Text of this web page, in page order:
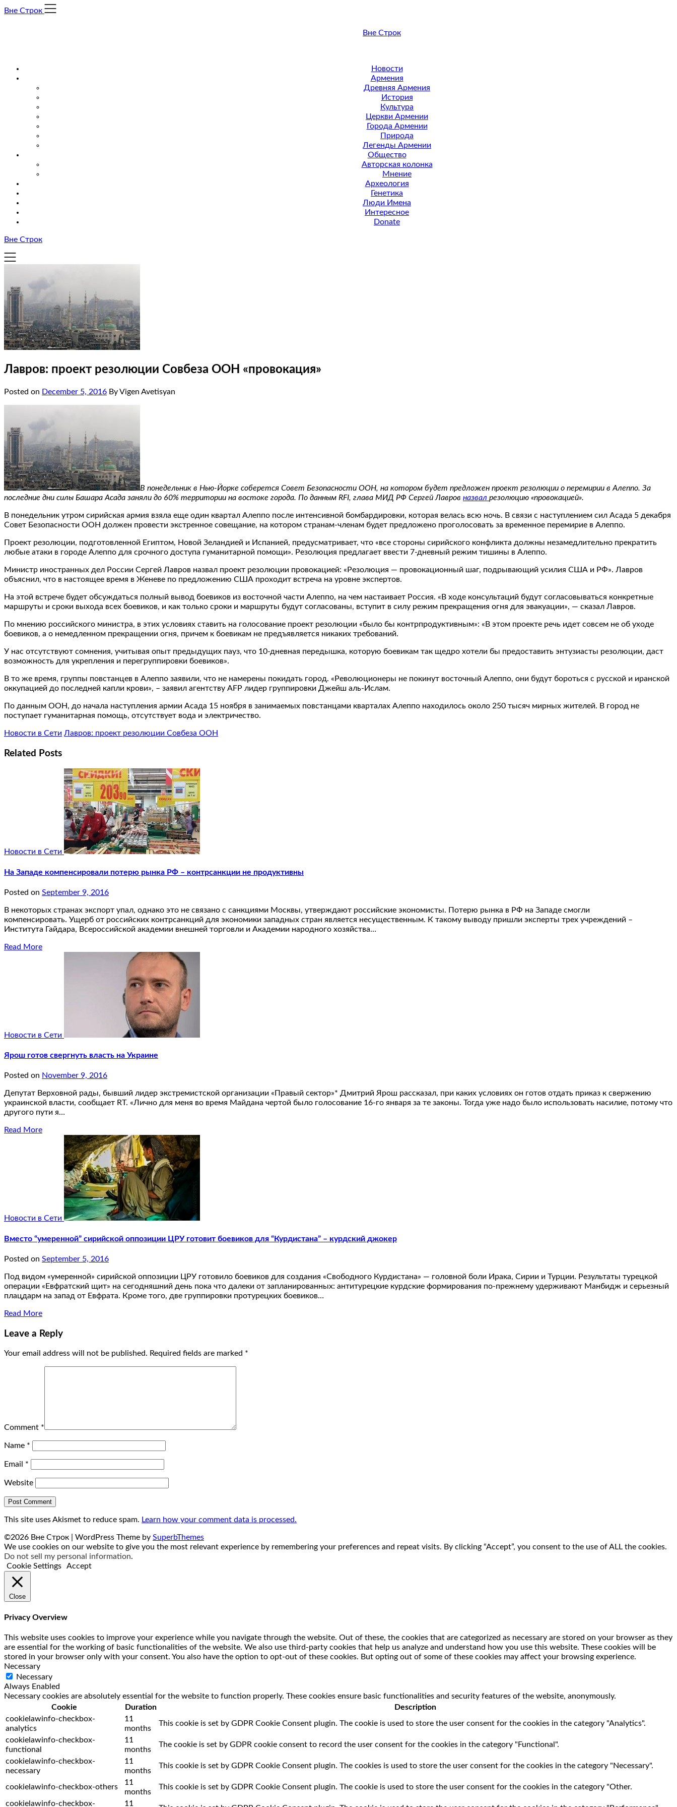
Skip
Вне Строк
Вне Строк
Новости
Армения
Древняя Армения
История
Культура
Церкви Армении
Города Армении
Природа
Легенды Армении
Общество
Авторская колонка
Мнение
Археология
Генетика
Люди Имена
Интересное
Donate
Вне Строк
Лавров: проект резолюции Совбеза ООН «провокация»
Posted on December 5, 2016 By Vigen Avetisyan
В понедельник в Нью-Йорке соберется Совет Безопасности ООН, на котором будет предложен проект резолюции о перемирии в Алеппо. За
последние дни силы Башара Асада заняли до 60% территории на востоке города. По данным RFI, глава МИД РФ Сергей Лавров назвал резолюцию «провокацией».
В понедельник утром сирийская армия взяла еще один квартал Алеппо после интенсивной бомбардировки, которая велась всю ночь. В связи с наступлением сил Асада 5 декабря
Совет Безопасности ООН должен провести экстренное совещание, на котором странам-членам будет предложено проголосовать за временное перемирие в Алеппо.
Проект резолюции, подготовленной Египтом, Новой Зеландией и Испанией, предусматривает, что «все стороны сирийского конфликта должны незамедлительно прекратить
любые атаки в городе Алеппо для срочного доступа гуманитарной помощи». Резолюция предлагает ввести 7-дневный режим тишины в Алеппо.
Министр иностранных дел России Сергей Лавров назвал проект резолюции провокацией: «Резолюция — провокационный шаг, подрывающий усилия США и РФ». Лавров
объяснил, что в настоящее время в Женеве по предложению США проходит встреча на уровне экспертов.
На этой встрече будет обсуждаться полный вывод боевиков из восточной части Алеппо, на чем настаивает Россия. «В ходе консультаций будут согласовываться конкретные
маршруты и сроки выхода всех боевиков, и как только сроки и маршруты будут согласованы, вступит в силу режим прекращения огня для эвакуации», — сказал Лавров.
По мнению российского министра, в этих условиях ставить на голосование проект резолюции «было бы контрпродуктивным»: «В этом проекте речь идет совсем не об уходе
боевиков, а о немедленном прекращении огня, причем к боевикам не предъявляется никаких требований.
У нас отсутствуют сомнения, учитывая опыт предыдущих пауз, что 10-дневная передышка, которую боевикам так щедро хотели бы предоставить энтузиасты резолюции, даст
возможность для укрепления и перегруппировки боевиков».
В то же время, группы повстанцев в Алеппо заявили, что не намерены покидать город. «Революционеры не покинут восточный Алеппо, они будут бороться с русской и иранской
оккупацией до последней капли крови», – заявил агентству AFP лидер группировки Джейш аль-Ислам.
По данным ООН, до начала наступления армии Асада 15 ноября в занимаемых повстанцами кварталах Алеппо находилось около 250 тысяч мирных жителей. В город не
поступает гуманитарная помощь, отсутствует вода и электричество.
Новости в Сети Лавров: проект резолюции Совбеза ООН
Related Posts
Новости в Сети
На Западе компенсировали потерю рынка РФ – контрсанкции не продуктивны
Posted on September 9, 2016
В некоторых странах экспорт упал, однако это не связано с санкциями Москвы, утверждают российские экономисты. Потерю рынка в РФ на Западе смогли
компенсировать. Ущерб от российских контрсанкций для экономики западных стран является несущественным. К такому выводу пришли эксперты трех учреждений –
Института Гайдара, Всероссийской академии внешней торговли и Академии народного хозяйства…
Read More
Новости в Сети
Ярош готов свергнуть власть на Украине
Posted on November 9, 2016
Депутат Верховной рады, бывший лидер экстремистской организации «Правый сектор»* Дмитрий Ярош рассказал, при каких условиях он готов отдать приказ к свержению
украинской власти, сообщает RT. «Лично для меня во время Майдана чертой было голосование 16-го января за те законы. Тогда уже надо было использовать насилие, потому что
другого пути я…
Read More
Новости в Сети
Вместо “умеренной” сирийской оппозиции ЦРУ готовит боевиков для “Курдистана” – курдский джокер
Posted on September 5, 2016
Под видом «умеренной» сирийской оппозиции ЦРУ готовило боевиков для создания «Свободного Курдистана» — головной боли Ирака, Сирии и Турции. Результаты турецкой
операции «Евфратский щит» на сегодняшний день пока что далеки от запланированных: антитурецкие курдские формирования по-прежнему удерживают Манбидж и серьезный
плацдарм на запад от Евфрата. Кроме того, две группировки протурецких боевиков…
Read More
Leave a Reply
Your email address will not be published. Required fields are marked *
Comment *
Name *
Email *
Website
This site uses Akismet to reduce spam. Learn how your comment data is processed.
©2026 Вне Строк | WordPress Theme by SuperbThemes
We use cookies on our website to give you the most relevant experience by remembering your preferences and repeat visits. By clicking “Accept”, you consent to the use of ALL the cookies.
Do not sell my personal information.
Cookie Settings
Accept
Close
Privacy Overview
This website uses cookies to improve your experience while you navigate through the website. Out of these, the cookies that are categorized as necessary are stored on your browser as they
are essential for the working of basic functionalities of the website. We also use third-party cookies that help us analyze and understand how you use this website. These cookies will be
stored in your browser only with your consent. You also have the option to opt-out of these cookies. But opting out of some of these cookies may affect your browsing experience.
Necessary
Necessary
Always Enabled
Necessary cookies are absolutely essential for the website to function properly. These cookies ensure basic functionalities and security features of the website, anonymously.
Cookie
Duration
Description
cookielawinfo-checkbox-
analytics
11
months
This cookie is set by GDPR Cookie Consent plugin. The cookie is used to store the user consent for the cookies in the category "Analytics".
cookielawinfo-checkbox-
functional
11
months
The cookie is set by GDPR cookie consent to record the user consent for the cookies in the category "Functional".
cookielawinfo-checkbox-
necessary
11
months
This cookie is set by GDPR Cookie Consent plugin. The cookies is used to store the user consent for the cookies in the category "Necessary".
cookielawinfo-checkbox-others
11
months
This cookie is set by GDPR Cookie Consent plugin. The cookie is used to store the user consent for the cookies in the category "Other.
cookielawinfo-checkbox- 11